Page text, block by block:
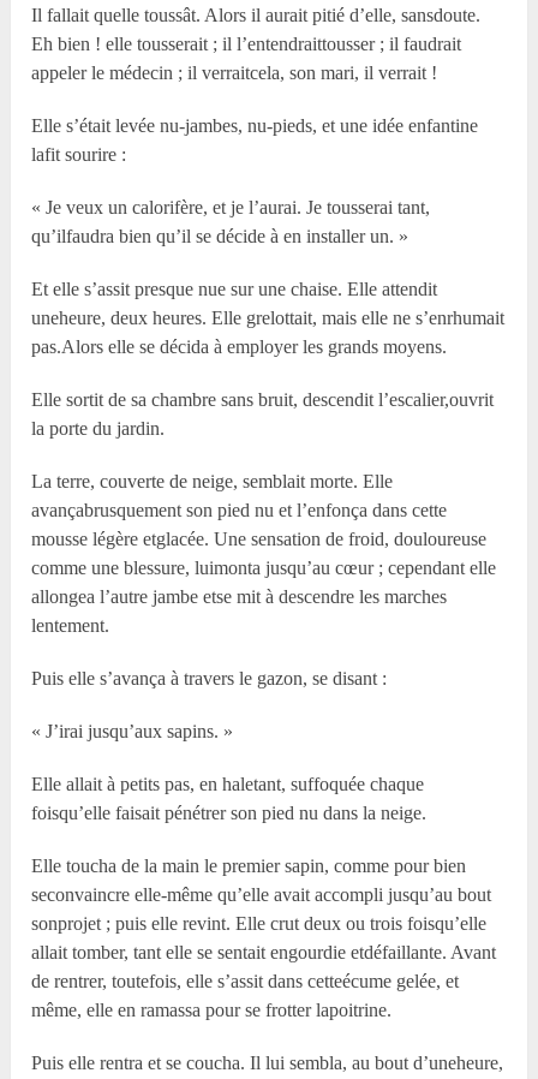
Il fallait quelle toussât. Alors il aurait pitié d’elle, sansdoute.
Eh bien ! elle tousserait ; il l’entendraittousser ; il faudrait
appeler le médecin ; il verraitcela, son mari, il verrait !
Elle s’était levée nu-jambes, nu-pieds, et une idée enfantine
lafit sourire :
« Je veux un calorifère, et je l’aurai. Je tousserai tant,
qu’ilfaudra bien qu’il se décide à en installer un. »
Et elle s’assit presque nue sur une chaise. Elle attendit
uneheure, deux heures. Elle grelottait, mais elle ne s’enrhumait
pas.Alors elle se décida à employer les grands moyens.
Elle sortit de sa chambre sans bruit, descendit l’escalier,ouvrit
la porte du jardin.
La terre, couverte de neige, semblait morte. Elle
avançabrusquement son pied nu et l’enfonça dans cette
mousse légère etglacée. Une sensation de froid, douloureuse
comme une blessure, luimonta jusqu’au cœur ; cependant elle
allongea l’autre jambe etse mit à descendre les marches
lentement.
Puis elle s’avança à travers le gazon, se disant :
« J’irai jusqu’aux sapins. »
Elle allait à petits pas, en haletant, suffoquée chaque
foisqu’elle faisait pénétrer son pied nu dans la neige.
Elle toucha de la main le premier sapin, comme pour bien
seconvaincre elle-même qu’elle avait accompli jusqu’au bout
sonprojet ; puis elle revint. Elle crut deux ou trois foisqu’elle
allait tomber, tant elle se sentait engourdie etdéfaillante. Avant
de rentrer, toutefois, elle s’assit dans cetteécume gelée, et
même, elle en ramassa pour se frotter lapoitrine.
Puis elle rentra et se coucha. Il lui sembla, au bout d’uneheure,